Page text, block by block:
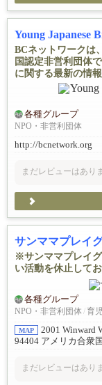
Young Japanese
BCネットワークは
国認定非営利団体
に関する最新の情
各種グループ
NPO・非営利団体
http://bcnetwork.org
まだレビューはあり
サンママプレイ
※サンママプレイ
い活動を休止して
各種グループ
NPO・非営利団体 /育
MAP 2001 Winward
94404 アメリカ合衆国
まだレビューはあり